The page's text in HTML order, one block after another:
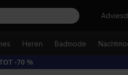
Zoeken
Heren Badmode
-70 %